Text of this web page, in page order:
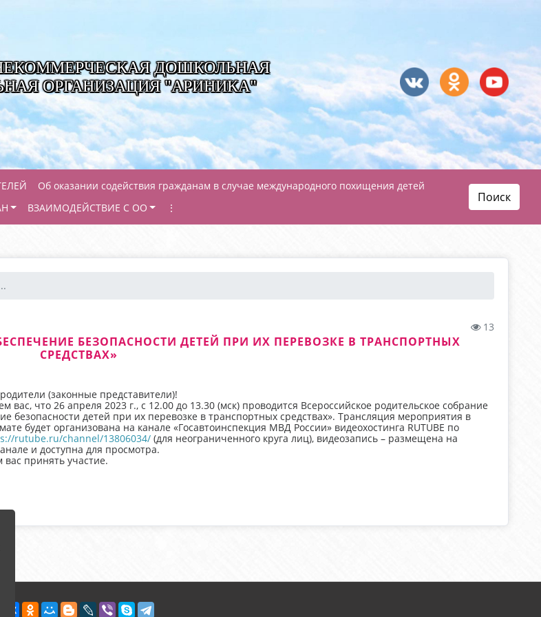
ДОШКОЛЬНАЯ
ОРГАНИЗАЦИЯ "АРИНИКА"
Об оказании содействия гражданам в случае международного похищения детей
ВЗАИМОДЕЙСТВИЕ С ОО ⋮
Поиск
13
БЕЗОПАСНОСТИ ДЕТЕЙ ПРИ ИХ ПЕРЕВОЗКЕ В ТРАНСПОРТНЫХ
СРЕДСТВАХ»
(законные представители)!
вас, что 26 апреля 2023 г., с 12.00 до 13.30 (мск) проводится Всероссийское родительское собрание
безопасности детей при их перевозке в транспортных средствах». Трансляция мероприятия в
будет организована на канале «Госавтоинспекция МВД России» видеохостинга RUTUBE по
rutube.ru/channel/13806034/(для неограниченного круга лиц), видеозапись – размещена на
и доступна для просмотра.
принять участие.